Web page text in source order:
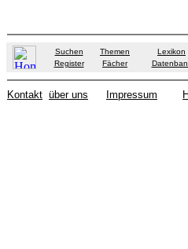
Suchen Themen
Lexikon
Register
Fächer
Kontakt über uns Impressum